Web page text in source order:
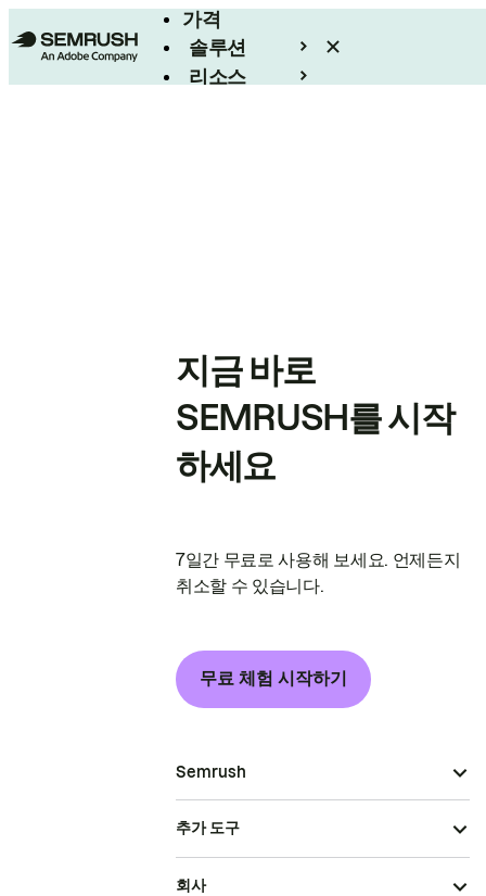
가격
솔루션
리소스
지금 바로
SEMRUSH를 시작
하세요
7일간 무료로 사용해 보세요. 언제든지
취소할 수 있습니다.
무료 체험 시작하기
Semrush
추가 도구
회사